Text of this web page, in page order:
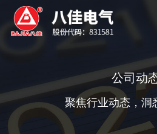
公司动
聚焦行业动态，洞